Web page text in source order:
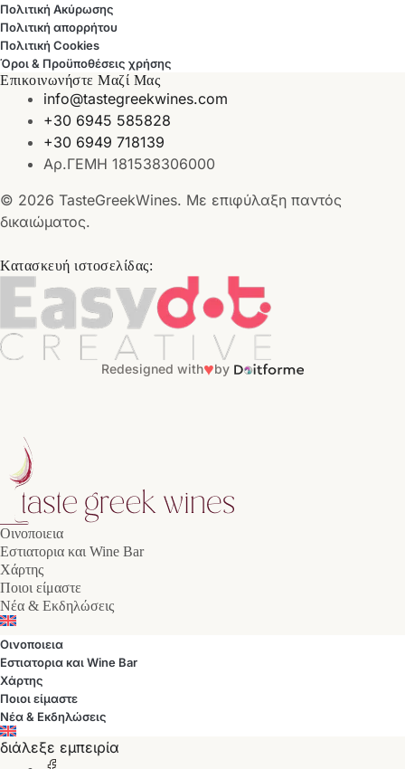
Πολιτική Ακύρωσης
Πολιτική απορρήτου
Πολιτική Cookies
Όροι & Προϋποθέσεις χρήσης
Επικοινωνήστε Μαζί Μας
info@tastegreekwines.com
+30 6945 585828
+30 6949 718139
Αρ.ΓΕΜΗ 181538306000
© 2026 TasteGreekWines. Με επιφύλαξη παντός
δικαιώματος.
Κατασκευή ιστοσελίδας:
Redesigned with♥by
Οινοποιεια
Εστιατορια και Wine Bar
Χάρτης
Ποιοι είμαστε
Νέα & Εκδηλώσεις
Οινοποιεια
Εστιατορια και Wine Bar
Χάρτης
Ποιοι είμαστε
Νέα & Εκδηλώσεις
διάλεξε εμπειρία